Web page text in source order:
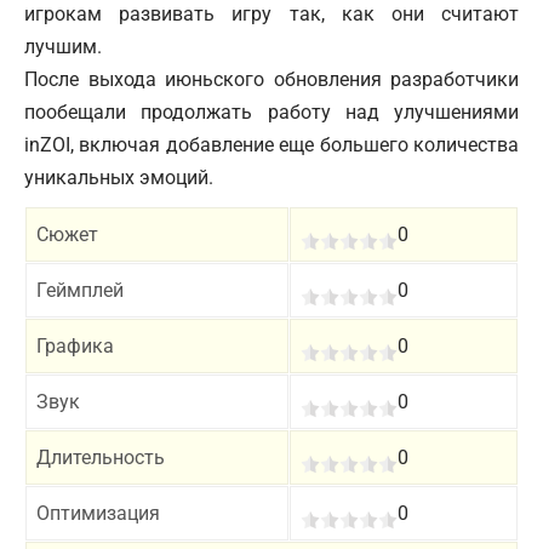
игрокам развивать игру так, как они считают
лучшим.
После выхода июньского обновления разработчики
пообещали продолжать работу над улучшениями
inZOI, включая добавление еще большего количества
уникальных эмоций.
Сюжет 0
Геймплей 0
Графика 0
Звук 0
Длительность 0
Оптимизация 0